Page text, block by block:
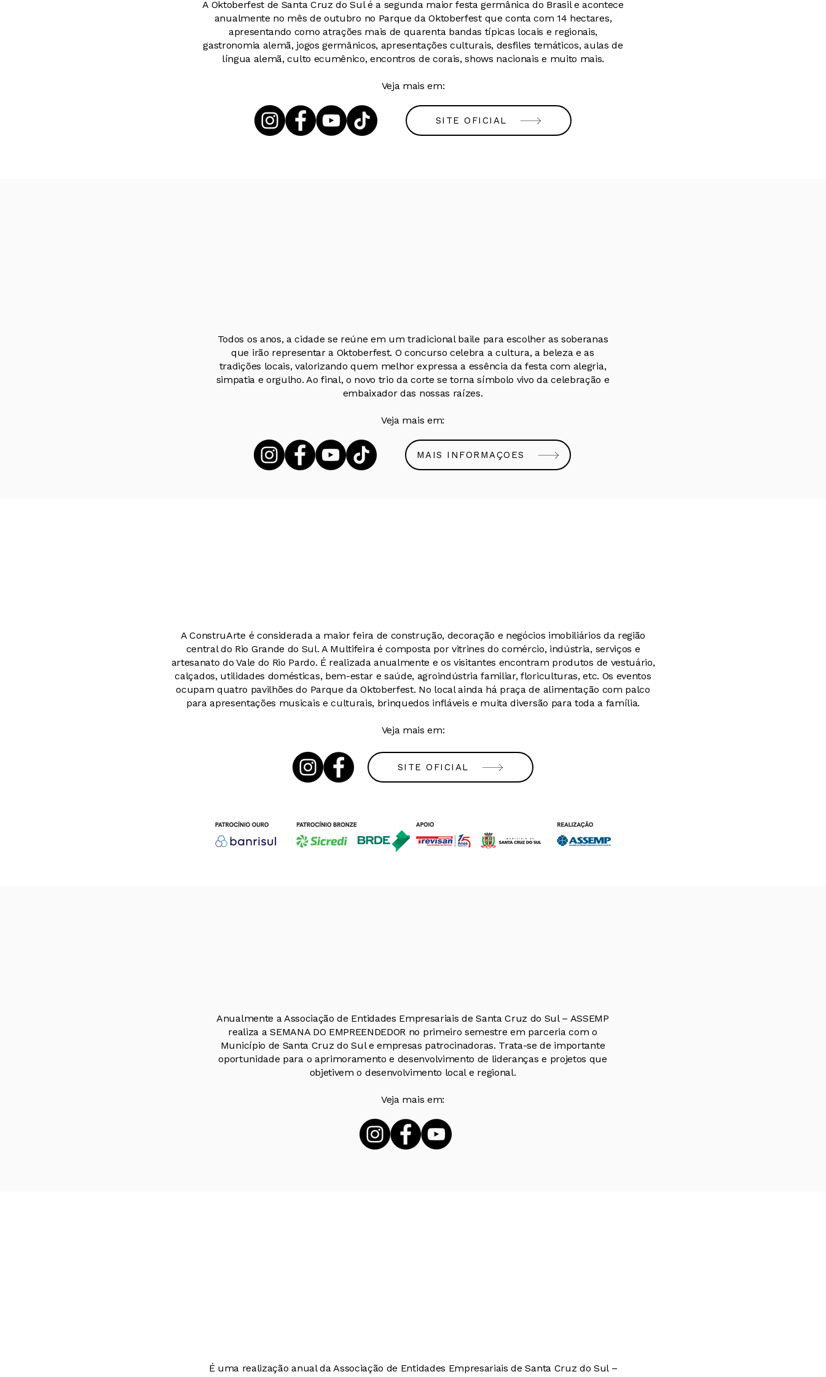
A Oktoberfest de Santa Cruz do Sul é a segunda maior festa germânica do Brasil e acontece
anualmente no mês de outubro no Parque da Oktoberfest que conta com 14 hectares,
apresentando como atrações mais de quarenta bandas típicas locais e regionais,
gastronomia alemã, jogos germânicos, apresentações culturais, desfiles temáticos, aulas de
língua alemã, culto ecumênico, encontros de corais, shows nacionais e muito mais.
Veja mais em:
SITE OFICIAL
Todos os anos, a cidade se reúne em um tradicional baile para escolher as soberanas
que irão representar a Oktoberfest. O concurso celebra a cultura, a beleza e as
tradições locais, valorizando quem melhor expressa a essência da festa com alegria,
simpatia e orgulho. Ao final, o novo trio da corte se torna símbolo vivo da celebração e
embaixador das nossas raízes.
Veja mais em:
MAIS INFORMAÇÕES
A ConstruArte é considerada a maior feira de construção, decoração e negócios imobiliários da região
central do Rio Grande do Sul. A Multifeira é composta por vitrines do comércio, indústria, serviços e
artesanato do Vale do Rio Pardo. É realizada anualmente e os visitantes encontram produtos de vestuário,
calçados, utilidades domésticas, bem-estar e saúde, agroindústria familiar, floriculturas, etc. Os eventos
ocupam quatro pavilhões do Parque da Oktoberfest. No local ainda há praça de alimentação com palco
para apresentações musicais e culturais, brinquedos infláveis e muita diversão para toda a família.
Veja mais em:
SITE OFICIAL
Anualmente a Associação de Entidades Empresariais de Santa Cruz do Sul – ASSEMP
realiza a SEMANA DO EMPREENDEDOR no primeiro semestre em parceria com o
Município de Santa Cruz do Sul e empresas patrocinadoras. Trata-se de importante
oportunidade para o aprimoramento e desenvolvimento de lideranças e projetos que
objetivem o desenvolvimento local e regional.
Veja mais em:
É uma realização anual da Associação de Entidades Empresariais de Santa Cruz do Sul –